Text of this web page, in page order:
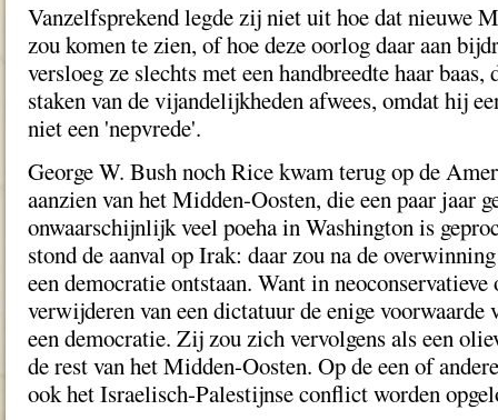
Vanzelfsprekend legde zij niet uit hoe dat nieuwe
zou komen te zien, of hoe deze oorlog daar aan
versloeg ze slechts met een handbreedte haar
staken van de vijandelijkheden afwees, omdat hij
niet een 'nepvrede'.
George W. Bush noch Rice kwam terug op de
aanzien van het Midden-Oosten, die een paar jaar
onwaarschijnlijk veel poeha in Washington is
stond de aanval op Irak: daar zou na de
een democratie ontstaan. Want in neoconservatieve
verwijderen van een dictatuur de enige voorwaarde
een democratie. Zij zou zich vervolgens als een
de rest van het Midden-Oosten. Op de een of
ook het Israelisch-Palestijnse conflict worden